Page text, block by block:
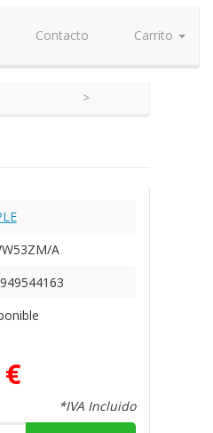
Contacto Carrito
A
*IVA Incluido